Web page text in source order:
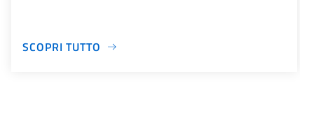
SCOPRI TUTTO